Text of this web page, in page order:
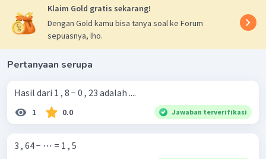
Klaim Gold gratis sekarang!
Dengan Gold kamu bisa tanya soal ke Forum
sepuasnya, lho.
Pertanyaan serupa
Hasil dari 1 , 8 − 0 , 23 adalah ....
1 0.0 Jawaban terverifikasi
3 , 64 − ⋯ = 1 , 5